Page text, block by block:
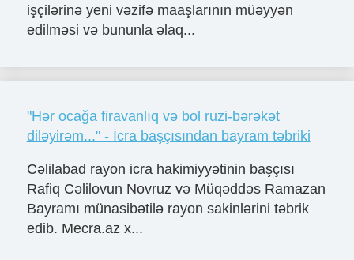
işçilərinə yeni vəzifə maaşlarının müəyyən
edilməsi və bununla əlaq...
"Hər ocağa firavanlıq və bol ruzi-bərəkət
diləyirəm..." - İcra başçısından bayram təbriki
Cəlilabad rayon icra hakimiyyətinin başçısı
Rafiq Cəlilovun Novruz və Müqəddəs Ramazan
Bayramı münasibətilə rayon sakinlərini təbrik
edib. Mecra.az x...